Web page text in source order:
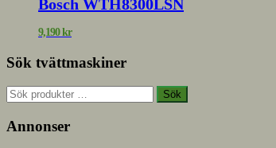
Bosch WTH8300LSN
9,190kr
Sök tvättmaskiner
Sök
efter:
Sök
Annonser